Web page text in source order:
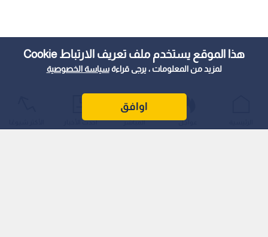
هذا الموقع يستخدم ملف تعريف الارتباط Cookie
لمزيد من المعلومات ، يرجى قراءةسياسة الخصوصية
اوافق
عواجل المباشر أحدث الأخبار